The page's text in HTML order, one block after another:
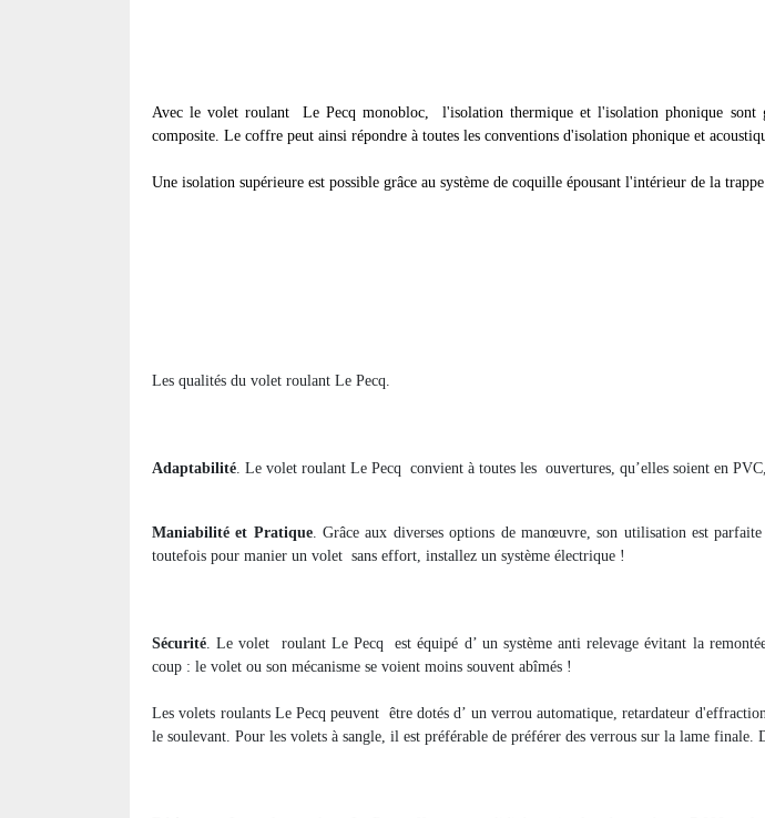
Avec le volet roulant
Le Pecq monobloc, l'isolation thermique et l'isolation phonique sont
composite. Le coffre peut ainsi répondre à toutes les conventions d'isolation phonique et
Une isolation supérieure est possible grâce au système de coquille épousant l'intérieur de la
Les qualités du volet roulant Le Pecq.
Adaptabilité. Le volet roulant Le Pecq convient à toutes les ouvertures, qu’elles soient en
Maniabilité et Pratique. Grâce aux diverses options de manœuvre, son utilisation est
toutefois pour manier un volet sans effort, installez un système électrique !
Sécurité. Le volet roulant Le Pecq
est équipé d’ un système anti relevage évitant la
coup : le volet ou son mécanisme se voient moins souvent abîmés !
Les volets roulants Le Pecq peuvent être dotés d’ un verrou automatique, retardateur
le soulevant. Pour les volets à sangle, il est préférable de préférer des verrous sur la lame